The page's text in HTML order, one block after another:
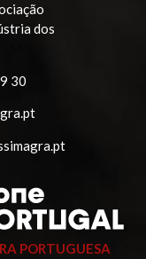
dos
30
PORTUGUESA